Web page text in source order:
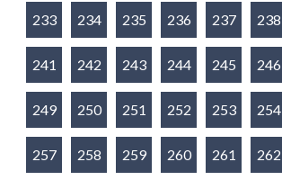
233 234 235 236 237 238
241 242 243 244 245 246
249 250 251 252 253 254
257 258 259 260 261 262